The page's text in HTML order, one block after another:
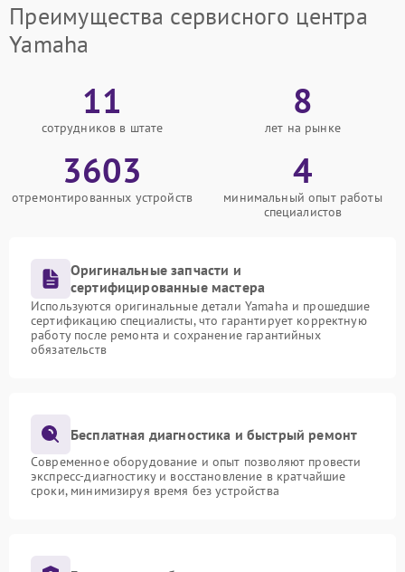
Преимущества сервисного центра
Yamaha
11
сотрудников в штате
8
лет на рынке
3603
отремонтированных устройств
4
минимальный опыт работы
специалистов
Оригинальные запчасти и
сертифицированные мастера
Используются оригинальные детали Yamaha и прошедшие
сертификацию специалисты, что гарантирует корректную
работу после ремонта и сохранение гарантийных
обязательств
Бесплатная диагностика и быстрый ремонт
Современное оборудование и опыт позволяют провести
экспресс-диагностику и восстановление в кратчайшие
сроки, минимизируя время без устройства